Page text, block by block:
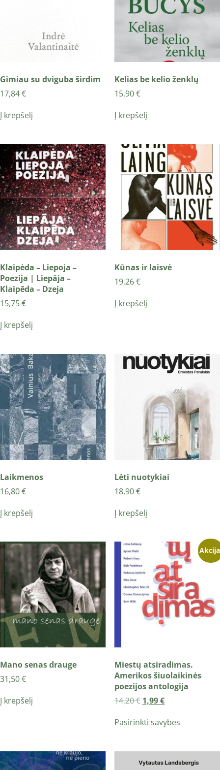
Gimiau su dviguba širdim
17,84€
Į krepšelį
Kelias be kelio ženklų
15,90€
Į krepšelį
Klaipėda – Liepoja –
Poezija | Liepāja –
Klaipēda – Dzeja
15,75€
Į krepšelį
Kūnas ir laisvė
19,26€
Į krepšelį
Laikmenos
16,80€
Į krepšelį
Lėti nuotykiai
18,90€
Į krepšelį
Mano senas drauge
31,50€
Į krepšelį
Miestų atsiradimas.
Amerikos šiuolaikinės
poezijos antologija
14,20€ 1,99€
Pasirinkti savybes